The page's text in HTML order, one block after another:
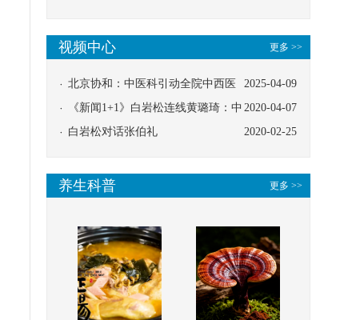
更多 >>
视频中心
2025-04-09
北京协和：中医科引动全院中西医
协同
2020-04-07
《新闻1+1》白岩松连线黄璐琦：中
医救治的临床效果
2020-02-25
白岩松对话张伯礼
更多 >>
养生科普